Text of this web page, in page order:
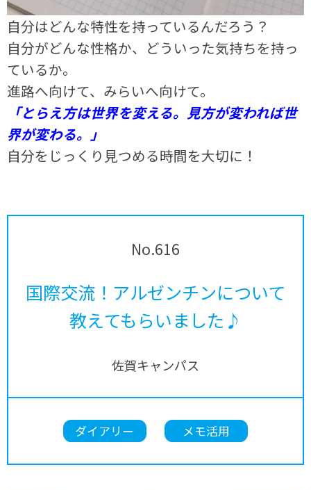
自分はどんな特性を持っているんだろう？
自分がどんな性格か、どういった気持ちを持っ
ているか。
進路へ向けて、みらいへ向けて。
「とらえ方は世界を変える。見方が変われば世
界が変わる。」
自分をじっくり見つめる時間を大切に！
No.616
国際交流！アルゼンチンについて
教えてもらいました♪
佐賀キャンパス
ダイアリー メモ活用